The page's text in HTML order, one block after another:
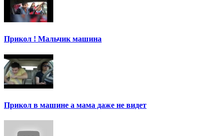
Прикол ! Мальчик машина
Прикол в машине а мама даже не видет